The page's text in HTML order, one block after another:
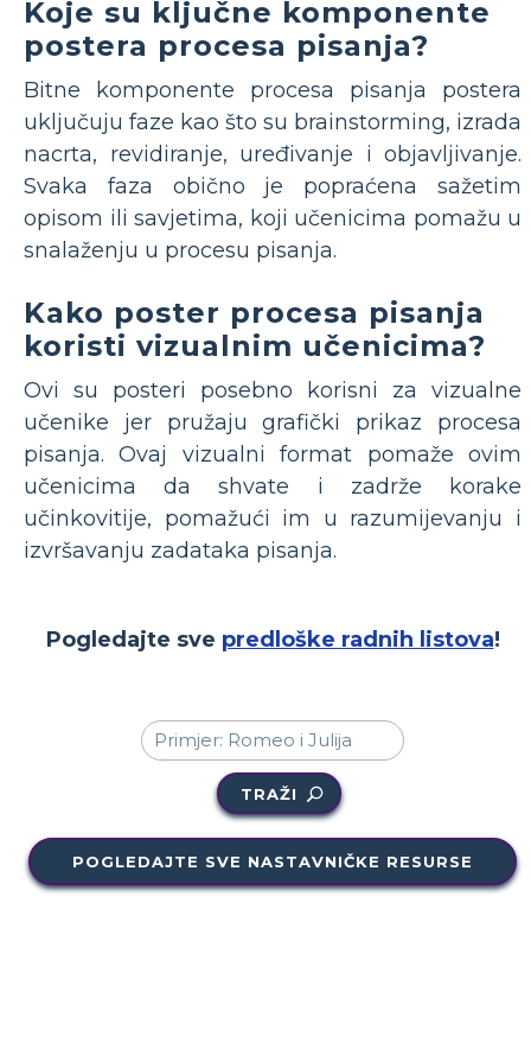
Koje su ključne komponente
postera procesa pisanja?
Bitne komponente procesa pisanja postera
uključuju faze kao što su brainstorming, izrada
nacrta, revidiranje, uređivanje i objavljivanje.
Svaka faza obično je popraćena sažetim
opisom ili savjetima, koji učenicima pomažu u
snalaženju u procesu pisanja.
Kako poster procesa pisanja
koristi vizualnim učenicima?
Ovi su posteri posebno korisni za vizualne
učenike jer pružaju grafički prikaz procesa
pisanja. Ovaj vizualni format pomaže ovim
učenicima da shvate i zadrže korake
učinkovitije, pomažući im u razumijevanju i
izvršavanju zadataka pisanja.
Pogledajte sve predloške radnih listova!
TRAŽI
POGLEDAJTE SVE NASTAVNIČKE RESURSE